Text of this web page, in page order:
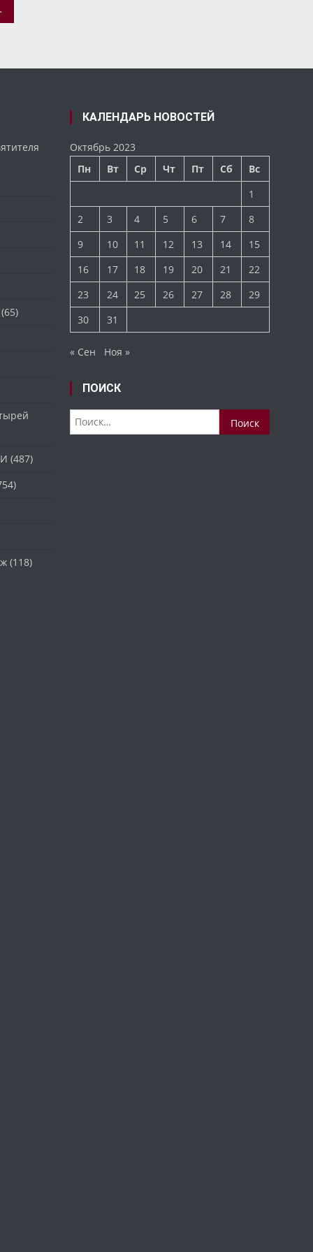
С. ПАХНА
(487)
(118)
КАЛЕНДАРЬ НОВОСТЕЙ
Октябрь 2023
Пн
Вт Ср Чт Пт Сб
Вс
1
2
3 4 5 6 7
8
9
10 11 12 13 14
15
16
17 18 19 20 21
22
23
24 25 26 27 28
29
30
31
« Сен Ноя »
ПОИСК
Найти: